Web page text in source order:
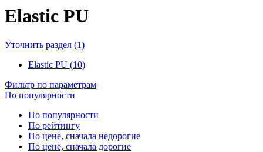
Elastic PU
Уточнить раздел (1)
Elastic PU (10)
Фильтр по параметрам
По популярности
По популярности
По рейтингу
По цене, сначала недорогие
По цене, сначала дорогие